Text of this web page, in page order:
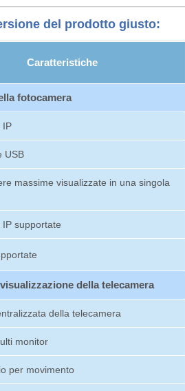
del prodotto giusto:
Caratteristiche
fotocamera
IP
USB
massime visualizzate in una singola
IP supportate
della telecamera
della telecamera
monitor
per movimento